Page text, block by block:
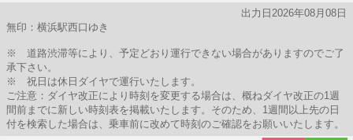
出力日2026年08月08日
無印：横浜駅西口ゆき
※ 道路渋滞等により、予定どおり運行できない場合がありますのでご了
承下さい。
※ 祝日は休日ダイヤで運行いたします。
ご注意：ダイヤ改正により時刻を変更する場合は、概ねダイヤ改正の1週
間前までに新しい時刻表を掲載いたします。そのため、1週間以上先の日
付を検索した場合は、乗車前に改めて時刻のご確認をお願いいたします。